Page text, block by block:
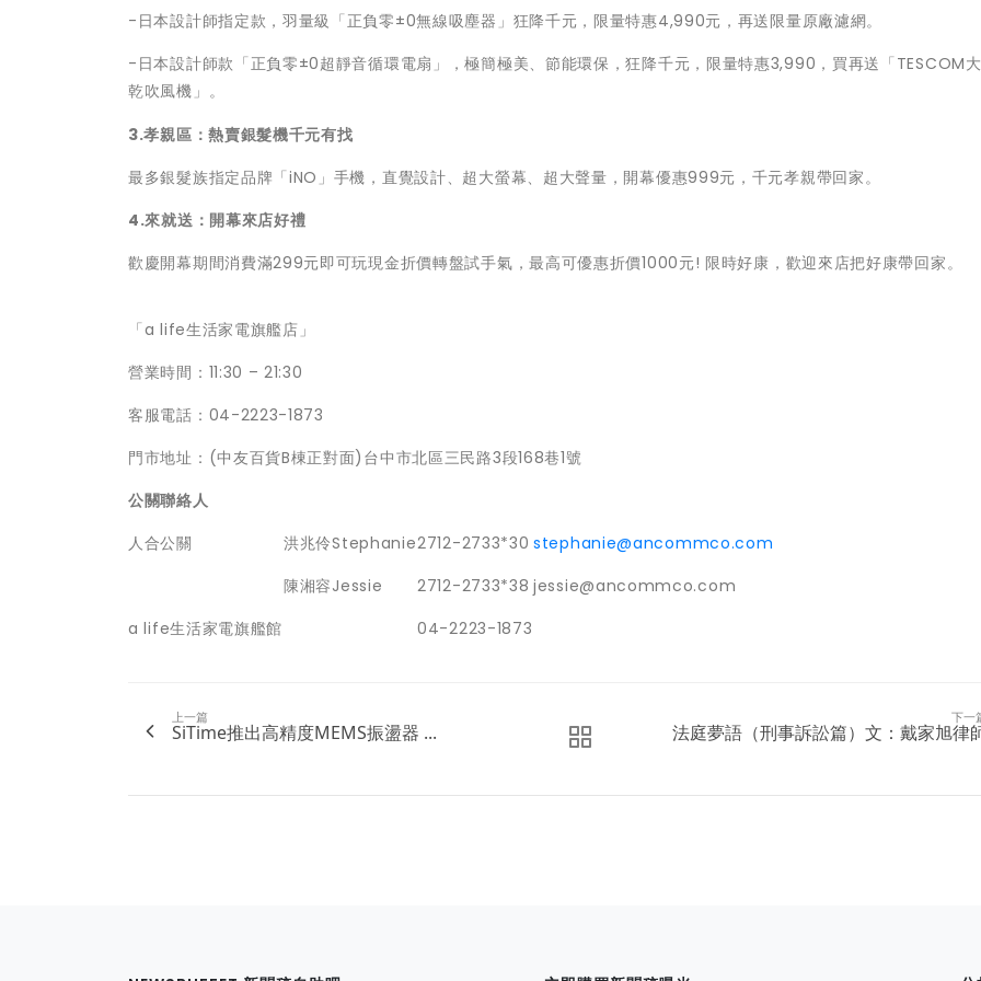
-日本設計師指定款，羽量級「正負零±0無線吸塵器」狂降千元，限量特惠4,990元，再送限量原廠濾網。
-日本設計師款「正負零±0超靜音循環電扇」，極簡極美、節能環保，狂降千元，限量特惠3,990，買再送「TESCOM
乾吹風機」。
3.孝親區：熱賣銀髮機千元有找
最多銀髮族指定品牌「iNO」手機，直覺設計、超大螢幕、超大聲量，開幕優惠999元，千元孝親帶回家。
4.來就送：開幕來店好禮
歡慶開幕期間消費滿299元即可玩現金折價轉盤試手氣，最高可優惠折價1000元! 限時好康，歡迎來店把好康帶回家。
「a life生活家電旗艦店」
營業時間：11:30 – 21:30
客服電話：04-2223-1873
門市地址：(中友百貨B棟正對面)台中市北區三民路3段168巷1號
公關聯絡人
人合公關
洪兆伶Stephanie2712-2733*30 stephanie@ancommco.com
陳湘容Jessie
2712-2733*38 jessie@ancommco.com
a life生活家電旗艦館
04-2223-1873
上一篇
SiTime推出高精度MEMS振盪器 ...
下一
法庭夢語（刑事訴訟篇）文：戴家旭律